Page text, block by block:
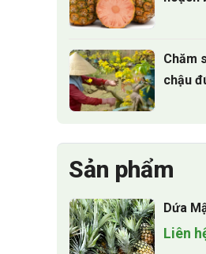
Chăm
chậu
Sản phẩm
Dứa
Liên